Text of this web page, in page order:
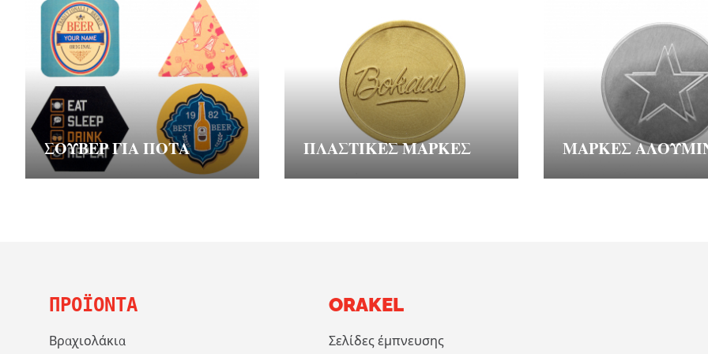
ΣΟΥΒΈΡ ΓΙΑ ΠΟΤΆ ΠΛΑΣΤΙΚΈΣ ΜΆΡΚΕΣ ΜΆΡΚΕΣ
ΠΡΟΪΌΝΤΑ
Βραχιολάκια
ORAKEL
Σελίδες έμπνευσης